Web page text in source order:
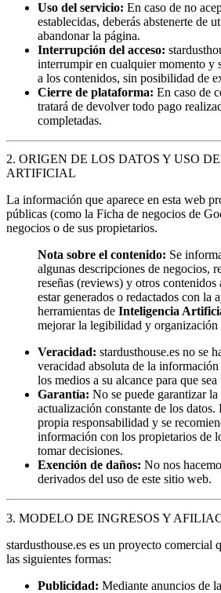
Uso del servicio: En caso de no
establecidas, deberás abstenerte de
abandonar la página.
Interrupción del acceso:
interrumpir en cualquier momento y
a los contenidos, sin posibilidad de
Cierre de plataforma: En caso de
tratará de devolver todo pago
completadas.
2. ORIGEN DE LOS DATOS Y USO
ARTIFICIAL
La información que aparece en esta web
públicas (como la Ficha de negocios de
negocios o de sus propietarios.
Nota sobre el contenido: Se
algunas descripciones de negocios,
reseñas (reviews) y otros contenidos
estar generados o redactados con la
herramientas de Inteligencia
mejorar la legibilidad y
Veracidad: stardusthouse.es no se
veracidad absoluta de la
los medios a su alcance para que sea
Garantía: No se puede garantizar
actualización constante de los
propia responsabilidad y se
información con los propietarios de
tomar decisiones.
Exención de daños: No nos
derivados del uso de este sitio web.
3. MODELO DE INGRESOS Y
stardusthouse.es es un proyecto comercial
las siguientes formas:
Publicidad: Mediante anuncios de